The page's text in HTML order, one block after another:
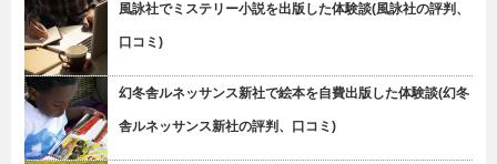
風詠社でミステリー小説を出版した体験談(風詠社の評判、
口コミ)
幻冬舎ルネッサンス新社で絵本を自費出版した体験談(幻冬
舎ルネッサンス新社の評判、口コミ)